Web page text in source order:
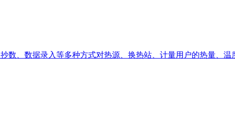
数、数据录入等多种方式对热源、换热站、计量用户的热量、